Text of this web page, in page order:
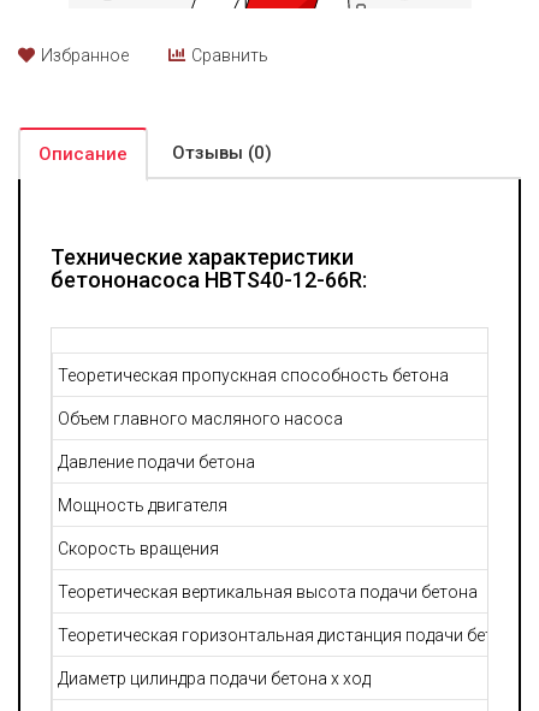
Избранное Сравнить
Описание Отзывы (0)
Технические характеристики
бетононасоса HBTS40-12-66R:
Теоретическая пропускная способность бетона
Объем главного масляного насоса
Давление подачи бетона
Мощность двигателя
Скорость вращения
Теоретическая вертикальная высота подачи бетона
Теоретическая горизонтальная дистанция подачи бетона
Диаметр цилиндра подачи бетона х ход